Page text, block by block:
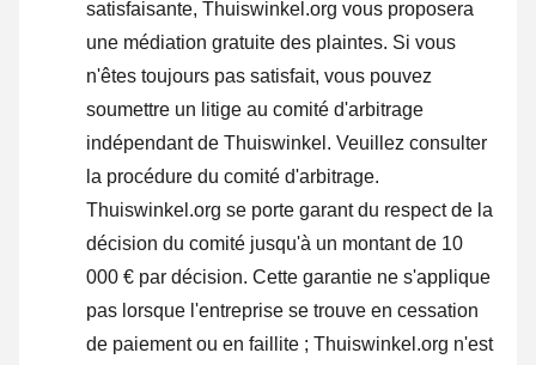
satisfaisante, Thuiswinkel.org vous proposera
une médiation gratuite des plaintes. Si vous
n'êtes toujours pas satisfait, vous pouvez
soumettre un litige au comité d'arbitrage
indépendant de Thuiswinkel. Veuillez consulter
la procédure du comité d'arbitrage.
Thuiswinkel.org se porte garant du respect de la
décision du comité jusqu'à un montant de 10
000 € par décision. Cette garantie ne s'applique
pas lorsque l'entreprise se trouve en cessation
de paiement ou en faillite ; Thuiswinkel.org n'est